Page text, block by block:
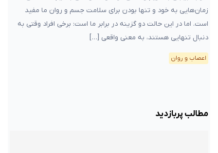
زمان‌هایی به خود و تنها بودن برای سلامت جسم و روان ما مفید
است. اما در این حالت دو گزینه در برابر ما است: برخی افراد وقتی به
دنبال تنهایی هستند، به معنی واقعی […]
اعصاب و روان
مطالب پربازدید